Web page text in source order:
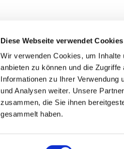
Diese Webseite verwendet Cookies
Wir verwenden Cookies, um
anbieten zu können und die
Informationen zu Ihrer Verwendung
und Analysen weiter. Unsere
zusammen, die Sie ihnen
gesammelt haben.
Einwilligungsauswahl